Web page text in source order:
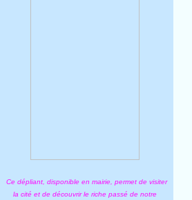
Ce dépliant, disponible en mairie, permet de visiter
la cité et de découvrir le riche passé de notre